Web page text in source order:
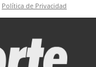
Política de Privacidad